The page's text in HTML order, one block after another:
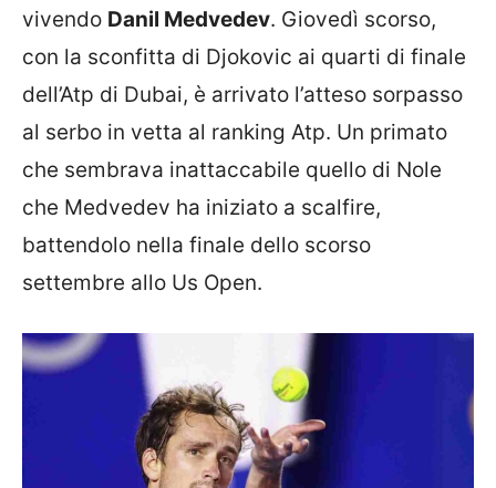
vivendo Danil Medvedev. Giovedì scorso,
con la sconfitta di Djokovic ai quarti di finale
dell’Atp di Dubai, è arrivato l’atteso sorpasso
al serbo in vetta al ranking Atp. Un primato
che sembrava inattaccabile quello di Nole
che Medvedev ha iniziato a scalfire,
battendolo nella finale dello scorso
settembre allo Us Open.